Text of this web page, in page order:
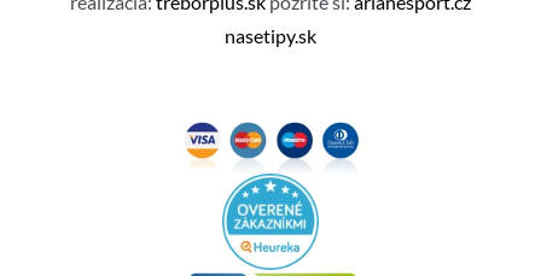
nasetipy.sk